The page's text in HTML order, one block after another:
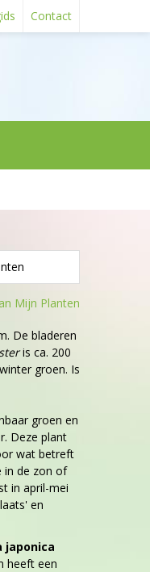
Contact
Mijn Planten
De bladeren
is ca. 200
groen. Is
groen en
Deze plant
wat betreft
in de zon of
in april-mei
en
japonica
heeft een